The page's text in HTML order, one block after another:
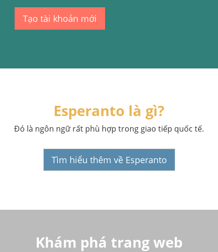
Tạo tài khoản mới
Esperanto là gì?
Đó là ngôn ngữ rất phù hợp trong giao tiếp quốc tế.
Tìm hiểu thêm về Esperanto
Khám phá trang web